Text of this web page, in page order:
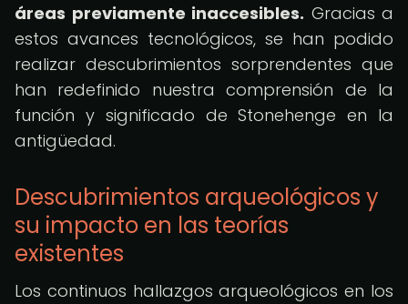
áreas previamente inaccesibles. Gracias a
estos avances tecnológicos, se han podido
realizar descubrimientos sorprendentes que
han redefinido nuestra comprensión de la
función y significado de Stonehenge en la
antigüedad.
Descubrimientos arqueológicos y
su impacto en las teorías
existentes
Los continuos hallazgos arqueológicos en los